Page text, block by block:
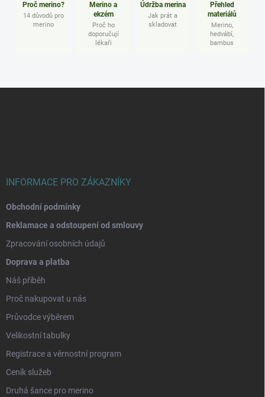
Proč merino?
14 důvodů pro
merino
Merino a
ekzém
Proč ho
doporučují
lékaři
Údržba merina
Jak prát a
skladovat
Přehled
materiálů
Merino,
hedvábí,
bambus
INFORMACE PRO ZÁKAZNÍKY
Obchodní podmínky
Reklamace a odstoupení od smlouvy
Zpracování osobních údajů
Doprava a platba
Náš příběh
Proč nakupovat u nás
Průvodce výběrem
Velikostní tabulky
Registrace a věrnostní program
Ceník služeb
Druhá šance pro merino